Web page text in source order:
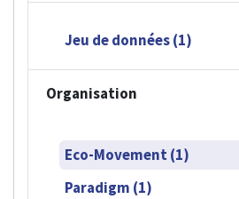
Jeu de données (1)
Organisation
Eco-Movement (1)
Paradigm (1)